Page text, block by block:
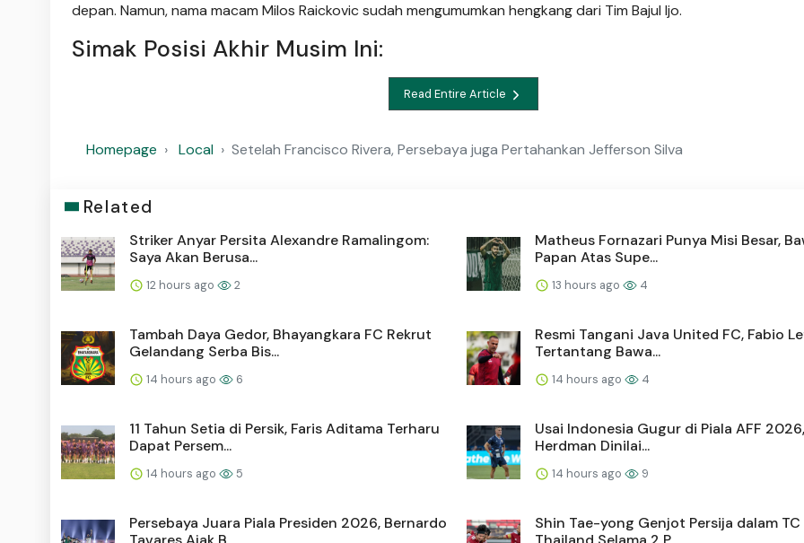
depan. Namun, nama macam Milos Raickovic sudah mengumumkan hengkang dari Tim Bajul Ijo.
Simak Posisi Akhir Musim Ini:
Read Entire Article
Homepage Local Setelah Francisco Rivera, Persebaya juga Pertahankan Jefferson Silva
Related
Striker Anyar Persita Alexandre Ramalingom:
Saya Akan Berusa...
12 hours ago 2
Matheus Fornazari Punya Misi Besar,
Papan Atas Supe...
13 hours ago 4
Tambah Daya Gedor, Bhayangkara FC Rekrut
Gelandang Serba Bis...
14 hours ago 6
Resmi Tangani Java United FC, Fabio
Tertantang Bawa...
14 hours ago 4
11 Tahun Setia di Persik, Faris Aditama Terharu
Dapat Persem...
14 hours ago 5
Usai Indonesia Gugur di Piala AFF
Herdman Dinilai...
14 hours ago 9
Persebaya Juara Piala Presiden 2026, Bernardo
Shin Tae-yong Genjot Persija dalam TC